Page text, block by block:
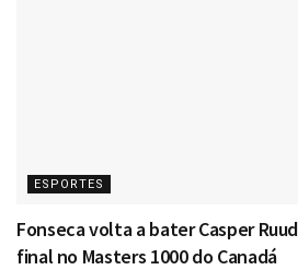
ESPORTES
Fonseca volta a bater Casper
final no Masters 1000 do Canadá